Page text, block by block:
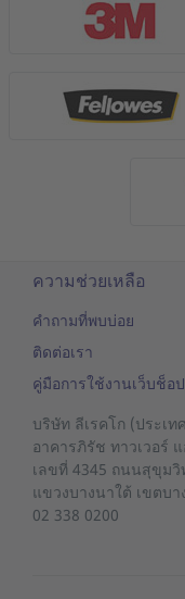
ความช่วยเหลือ
คำถามที่พบบ่อย
ติดต่อเรา
คู่มือการใช้งานเว็บช็อป
บริษัท ลีเรคโก (ประเท
อาคารภิรัช ทาวเวอร์
เลขที่ 4345 ถนนสุขุมวิ
แขวงบางนาใต้ เขตบา
02 338 0200